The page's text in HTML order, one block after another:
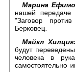
Марина
нашей передаче
"Заговор
Берковец.
Майкл
будут
человека в
самостоятельно